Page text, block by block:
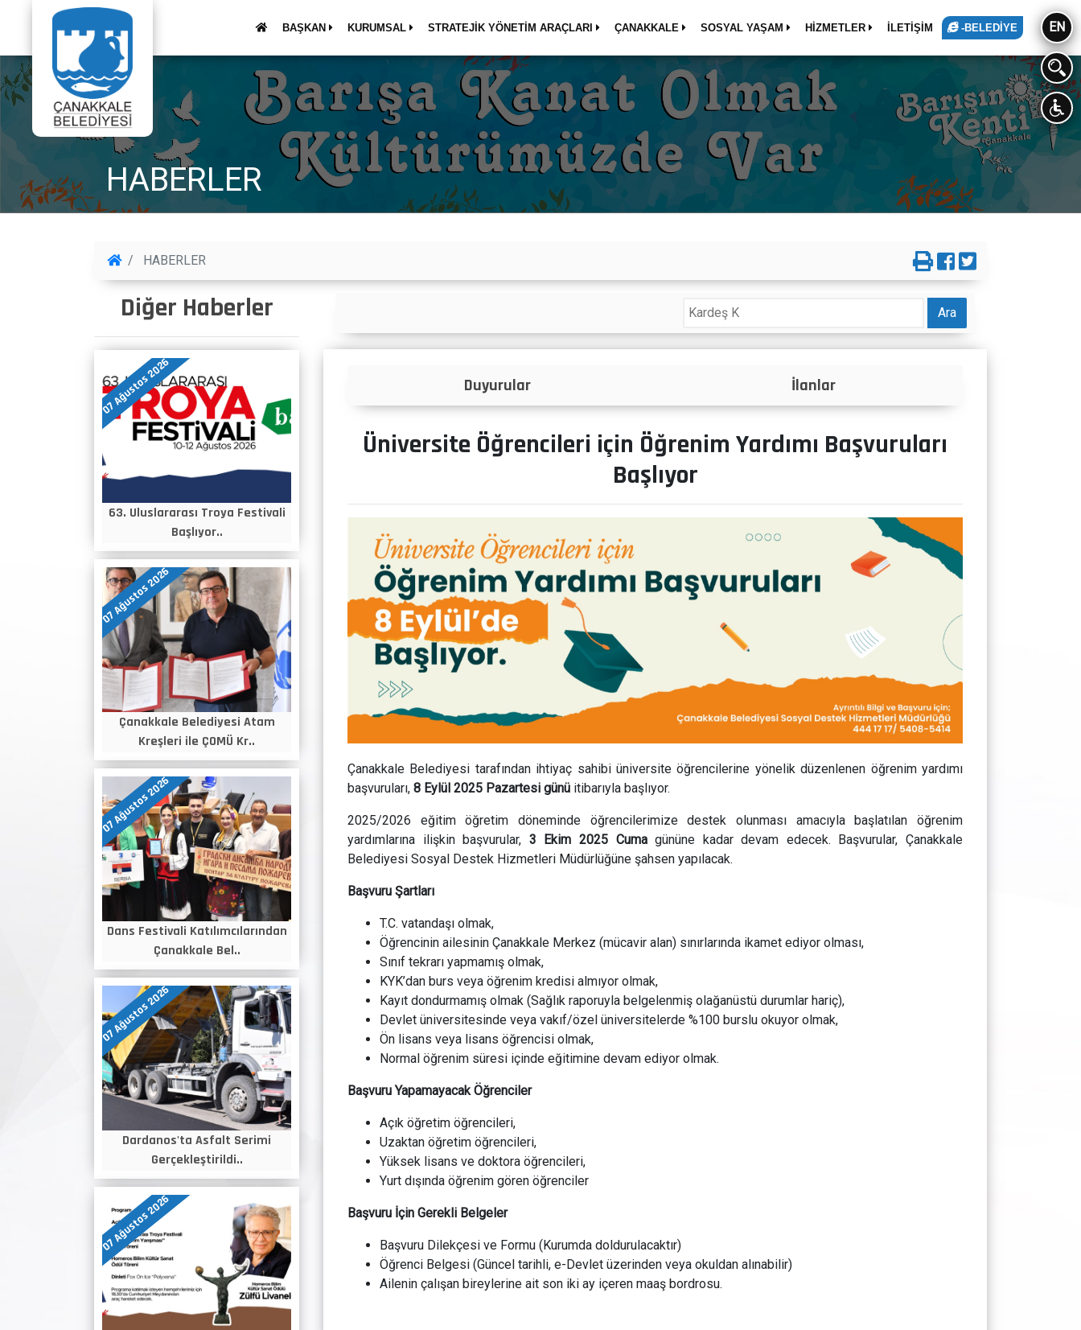
BAŞKAN KURUMSAL STRATEJİK YÖNETİM ARAÇLARI ÇANAKKALE SOSYAL YAŞAM HİZMETLER İLETİŞİM -BELEDİYE EN
HABERLER
HABERLER
Diğer Haberler
07 Ağustos 2026
63. Uluslararası Troya Festivali
Başlıyor..
07 Ağustos 2026
Çanakkale Belediyesi Atam
Kreşleri ile ÇOMÜ Kr..
07 Ağustos 2026
Dans Festivali Katılımcılarından
Çanakkale Bel..
07 Ağustos 2026
Dardanos'ta Asfalt Serimi
Gerçekleştirildi..
07 Ağustos 2026
Ara
Duyurular İlanlar Projeler
Üniversite Öğrencileri için Öğrenim Yardımı Başvuruları
Başlıyor
Çanakkale Belediyesi tarafından ihtiyaç sahibi üniversite öğrencilerine yönelik düzenlenen öğrenim yardımı
başvuruları, 8 Eylül 2025 Pazartesi günü itibarıyla başlıyor.
2025/2026 eğitim öğretim döneminde öğrencilerimize destek olunması amacıyla başlatılan öğrenim
yardımlarına ilişkin başvurular, 3 Ekim 2025 Cumagününe kadar devam edecek. Başvurular, Çanakkale
Belediyesi Sosyal Destek Hizmetleri Müdürlüğüne şahsen yapılacak.
Başvuru Şartları
T.C. vatandaşı olmak,
Öğrencinin ailesinin Çanakkale Merkez (mücavir alan) sınırlarında ikamet ediyor olması,
Sınıf tekrarı yapmamış olmak,
KYK’dan burs veya öğrenim kredisi almıyor olmak,
Kayıt dondurmamış olmak (Sağlık raporuyla belgelenmiş olağanüstü durumlar hariç),
Devlet üniversitesinde veya vakıf/özel üniversitelerde %100 burslu okuyor olmak,
Ön lisans veya lisans öğrencisi olmak,
Normal öğrenim süresi içinde eğitimine devam ediyor olmak.
Başvuru Yapamayacak Öğrenciler
Açık öğretim öğrencileri,
Uzaktan öğretim öğrencileri,
Yüksek lisans ve doktora öğrencileri,
Yurt dışında öğrenim gören öğrenciler
Başvuru İçin Gerekli Belgeler
Başvuru Dilekçesi ve Formu (Kurumda doldurulacaktır)
Öğrenci Belgesi (Güncel tarihli, e-Devlet üzerinden veya okuldan alınabilir)
Ailenin çalışan bireylerine ait son iki ay içeren maaş bordrosu.